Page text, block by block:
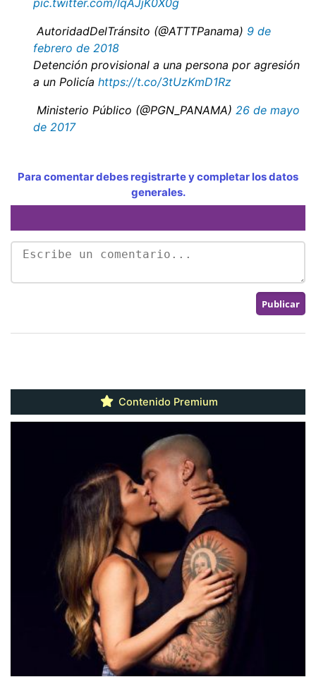
 AutoridadDelTránsito (@ATTTPanama) 9 de
febrero de 2018
Detención provisional a una persona por agresión
a un Policía https://t.co/3tUzKmD1Rz
 Ministerio Público (@PGN_PANAMA) 26 de mayo
de 2017
Para comentar debes registrarte y completar los datos
generales.
Contenido Premium